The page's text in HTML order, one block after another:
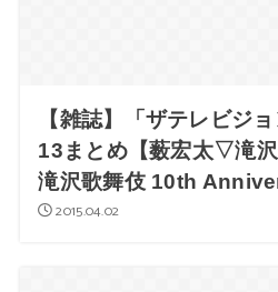
【雑誌】「ザテレビジ
13まとめ【薮宏太▽滝
滝沢歌舞伎 10th
2015.04.02